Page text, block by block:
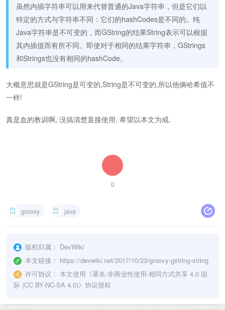
虽然内插字符串可以用来代替普通的Java字符串，但是它们以
特定的方式与字符串不同：它们的hashCodes是不同的。纯
Java字符串是不可变的，而GString的结果String表示可以根据
其内插值而有所不同。即使对于相同的结果字符串，GStrings
和Strings也没有相同的hashCode。
大概意思就是GString是可变的,String是不可变的,所以他俩哈希值不
一样!
真是血的教训啊, 没搞清楚直接使用. 希望以本文为戒.
0
groovy java
版权归属： DevWiki
本文链接： https://devwiki.net/2017/10/23/groovy-gstring-string
许可协议： 本文使用《署名-非商业性使用-相同方式共享 4.0 国
际 (CC BY-NC-SA 4.0)》协议授权